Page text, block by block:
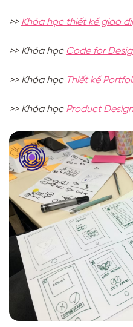
>> Khóa học thiết kế giao
>> Khóa học Code for
>> Khóa học Thiết kế
>> Khóa học Product